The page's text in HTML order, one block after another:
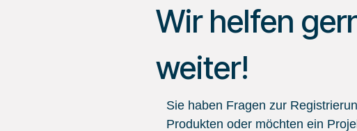
Wir helfen
weiter!
Sie haben Fragen zur
Produkten oder möchten ein